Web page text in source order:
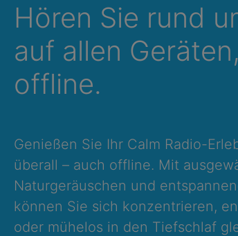
Hören Sie rund
auf allen
offline.
Genießen Sie Ihr Calm Radio-
überall – auch offline. Mit
Naturgeräuschen und
können Sie sich konzentrieren,
oder mühelos in den Tiefschlaf